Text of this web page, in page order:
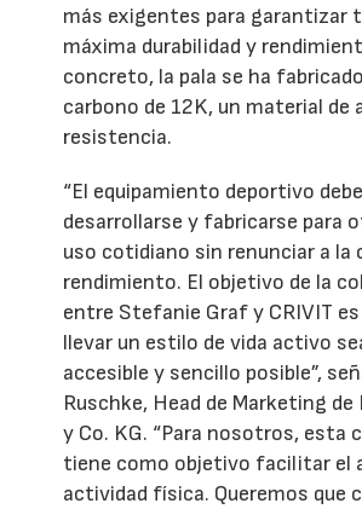
más exigentes para garantizar
máxima durabilidad y
concreto, la pala se ha
carbono de 12K, un material de
resistencia.
“El equipamiento deportivo debe
desarrollarse y fabricarse para
uso cotidiano sin renunciar a la
rendimiento. El objetivo de la
entre Stefanie Graf y CRIVIT es
llevar un estilo de vida activo
accesible y sencillo posible”,
Ruschke, Head de Marketing
y Co. KG. “Para nosotros, esta
tiene como objetivo facilitar el
actividad física. Queremos que